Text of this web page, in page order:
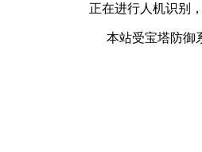
正在进行人机识别
本站受宝塔防御